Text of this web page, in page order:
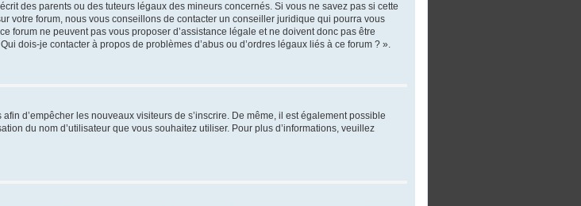
des parents ou des tuteurs légaux des mineurs concernés. Si vous ne savez pas si cette
votre forum, nous vous conseillons de contacter un conseiller juridique qui pourra vous
forum ne peuvent pas vous proposer d’assistance légale et ne doivent donc pas être
dois-je contacter à propos de problèmes d’abus ou d’ordres légaux liés à ce forum ? ».
d’empêcher les nouveaux visiteurs de s’inscrire. De même, il est également possible
du nom d’utilisateur que vous souhaitez utiliser. Pour plus d’informations, veuillez